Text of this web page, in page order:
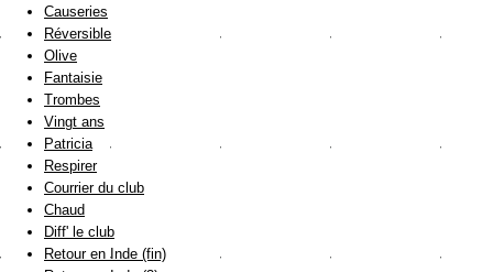
Causeries
Réversible
Olive
Fantaisie
Trombes
Vingt ans
Patricia
Respirer
Courrier du club
Chaud
Diff' le club
Retour en Inde (fin)